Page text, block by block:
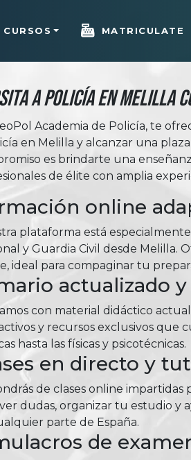
CURSOS MATRICULATE
a Policía en Melilla
Academia de Policía, te
en Melilla y alcanzar una
es brindarte una
de élite con amplia
online
plataforma está
y Guardia Civil desde Melilla.
ideal para compaginar tu
actualizado
con material didáctico
y recursos exclusivos que
hasta las físicas y psicotécnicas.
en directo y
de clases online
dudas, organizar tu estudio y
parte de España.
de